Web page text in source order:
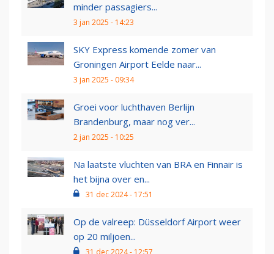
minder passagiers...
3 jan 2025 - 14:23
SKY Express komende zomer van
Groningen Airport Eelde naar...
3 jan 2025 - 09:34
Groei voor luchthaven Berlijn
Brandenburg, maar nog ver...
2 jan 2025 - 10:25
Na laatste vluchten van BRA en Finnair is
het bijna over en...
31 dec 2024 - 17:51
Op de valreep: Düsseldorf Airport weer
op 20 miljoen...